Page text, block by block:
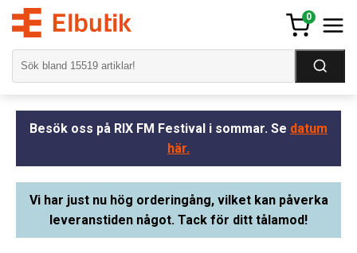
0
Besök oss på RIX FM Festival i sommar. Se datum
här.
Vi har just nu hög orderingång, vilket kan påverka
leveranstiden något. Tack för ditt tålamod!